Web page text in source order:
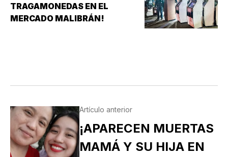
TRAGAMONEDAS EN EL
MERCADO MALIBRÁN!
Artículo anterior
¡APARECEN MUERTAS
MAMÁ Y SU HIJA EN